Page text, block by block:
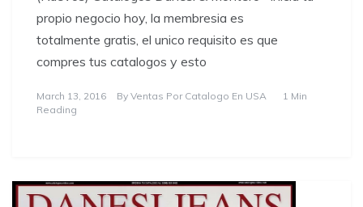
propio negocio hoy, la membresia es
totalmente gratis, el unico requisito es que
compres tus catalogos y esto
March 13, 2016 By Ventas Por Catalogo En USA
1 Min
Reading